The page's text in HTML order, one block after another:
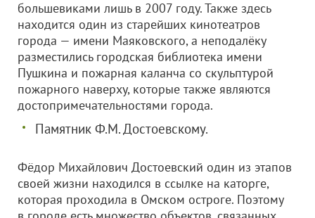
большевиками лишь в 2007 году. Также здесь
находится один из старейших кинотеатров
города — имени Маяковского, а неподалёку
разместились городская библиотека имени
Пушкина и пожарная каланча со скульптурой
пожарного наверху, которые также являются
достопримечательностями города.
Памятник Ф.М. Достоевскому.
Фёдор Михайлович Достоевский один из этапов
своей жизни находился в ссылке на каторге,
которая проходила в Омском остроге. Поэтому